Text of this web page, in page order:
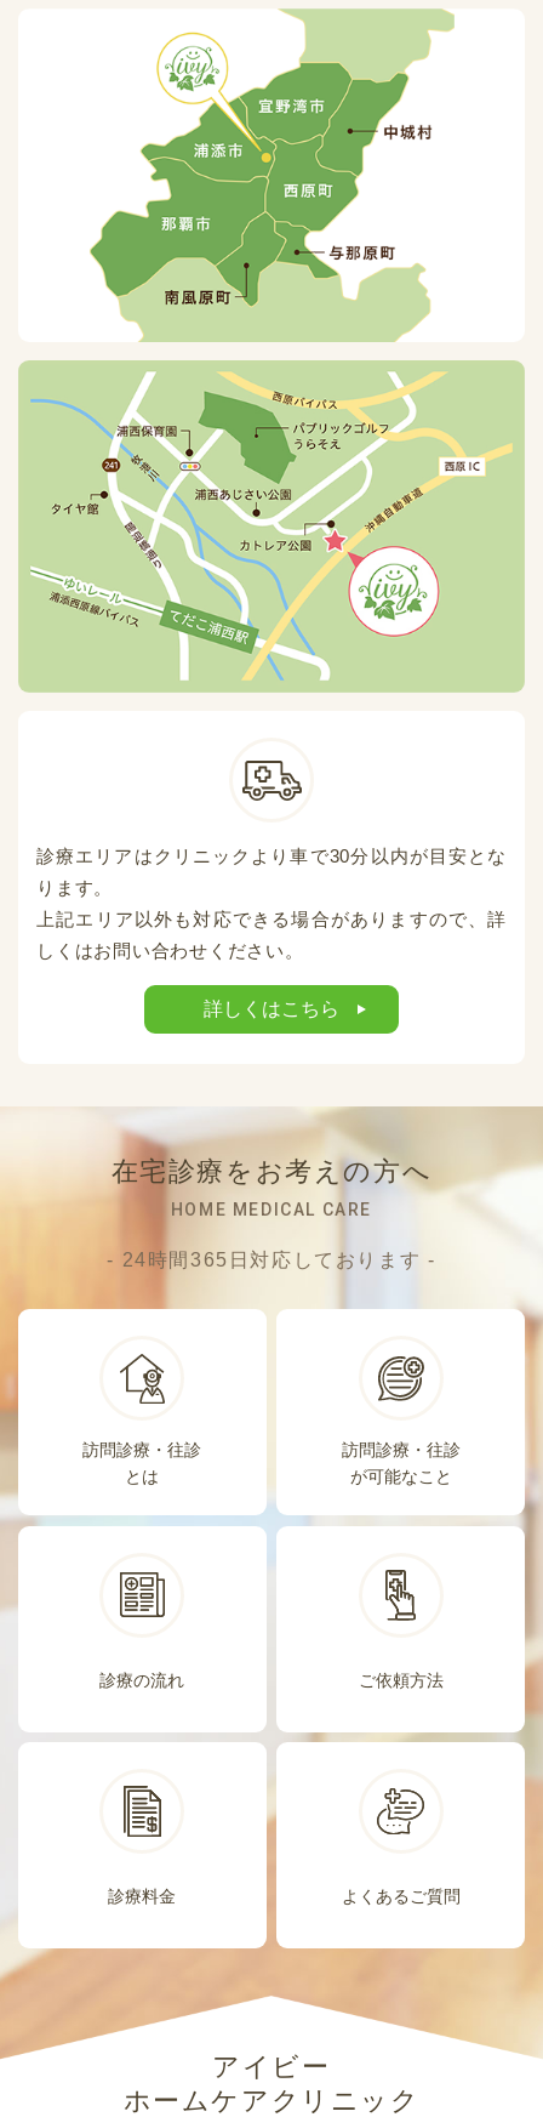
診療エリアはクリニックより車で30分以内が目安とな
ります。
上記エリア以外も対応できる場合がありますので、詳
しくはお問い合わせください。
詳しくはこちら
在宅診療をお考えの方へ
HOME MEDICAL CARE
- 24時間365日対応しております -
訪問診療・往診
とは
訪問診療・往診
が可能なこと
診療の流れ ご依頼方法
診療料金 よくあるご質問
アイビー
ホームケアクリニック